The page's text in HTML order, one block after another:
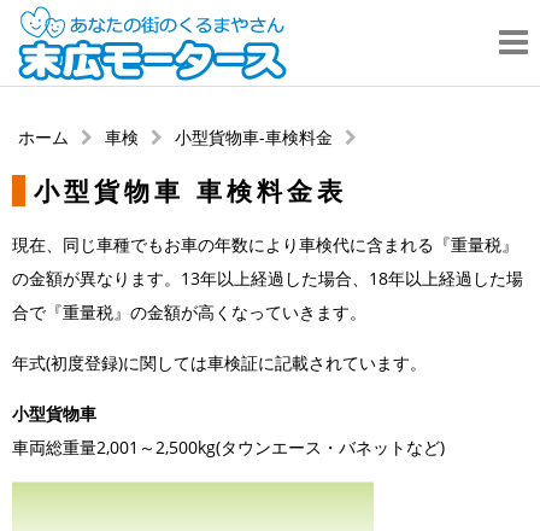
ホーム 車検 小型貨物車-車検料金
小型貨物車 車検料金表
現在、同じ車種でもお車の年数により車検代に含まれる『重量税』
の金額が異なります。13年以上経過した場合、18年以上経過した場
合で『重量税』の金額が高くなっていきます。
年式(初度登録)に関しては車検証に記載されています。
小型貨物車
車両総重量2,001～2,500kg(タウンエース・バネットなど)